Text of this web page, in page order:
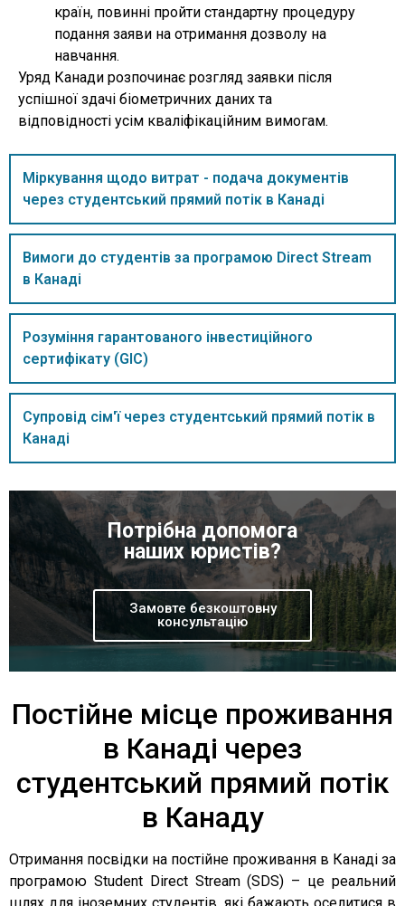
країн, повинні пройти стандартну процедуру
подання заяви на отримання дозволу на
навчання.
Уряд Канади розпочинає розгляд заявки після
успішної здачі біометричних даних та
відповідності усім кваліфікаційним вимогам.
Міркування щодо витрат - подача документів
через студентський прямий потік в Канаді
Вимоги до студентів за програмою Direct Stream
в Канаді
Розуміння гарантованого інвестиційного
сертифікату (GIC)
Супровід сім'ї через студентський прямий потік в
Канаді
Потрібна допомога
наших юристів?
Замовте безкоштовну
консультацію
Постійне місце проживання
в Канаді через
студентський прямий потік
в Канаду
Отримання посвідки на постійне проживання в Канаді за
програмою Student Direct Stream (SDS) – це реальний